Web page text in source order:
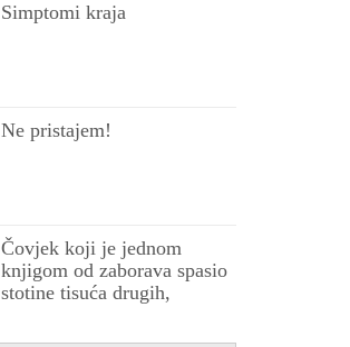
Simptomi kraja
Ne pristajem!
Čovjek koji je jednom
knjigom od zaborava spasio
stotine tisuća drugih,